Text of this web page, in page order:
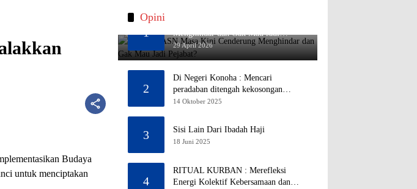
Budaya
untuk menciptakan
Opini
1
Menghindar dan Gak Mau Jadi
Pejabat?
29 April 2026
2
Di Negeri Konoha : Mencari
peradaban ditengah kekosongan
pendidikan
14 Oktober 2025
3 Sisi Lain Dari Ibadah Haji
18 Juni 2025
4
RITUAL KURBAN : Merefleksi
Energi Kolektif Kebersamaan dan